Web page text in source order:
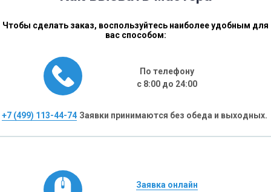
Чтобы сделать заказ, воспользуйтесь наиболее удобным для
вас способом:
По телефону
с 8:00 до 24:00
+7 (499) 113-44-74 Заявки принимаются без обеда и выходных.
Заявка онлайн